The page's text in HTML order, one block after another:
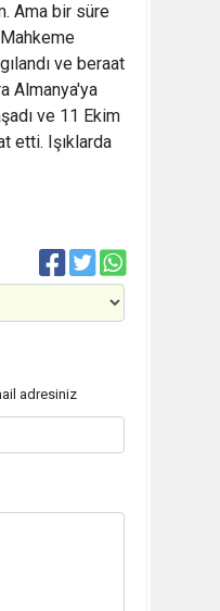
Ama bir süre
ve beraat
Almanya'ya
ve 11 Ekim
etti. Işıklarda
adresiniz